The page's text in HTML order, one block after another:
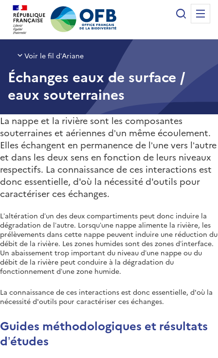
Office français de la biodiversité
Recherche
Voir le fil d’Ariane
Échanges eaux de surface /
eaux souterraines
La nappe et la rivière sont les composantes
souterraines et aériennes d’un même écoulement.
Elles échangent en permanence de l’une vers l’autre
et dans les deux sens en fonction de leurs niveaux
respectifs. La connaissance de ces interactions est
donc essentielle, d'où la nécessité d'outils pour
caractériser ces échanges.
L’altération d’un des deux compartiments peut donc induire la
dégradation de l’autre. Lorsqu’une nappe alimente la rivière, les
prélèvements dans cette nappe peuvent induire une réduction du
débit de la rivière. Les zones humides sont des zones d’interface.
Un abaissement trop important du niveau d’une nappe ou du
débit de la rivière peut conduire à la dégradation du
fonctionnement d’une zone humide.
La connaissance de ces interactions est donc essentielle, d'où la
nécessité d'outils pour caractériser ces échanges.
Guides méthodologiques et résultats
d’études
Panneau de gestion des cookies